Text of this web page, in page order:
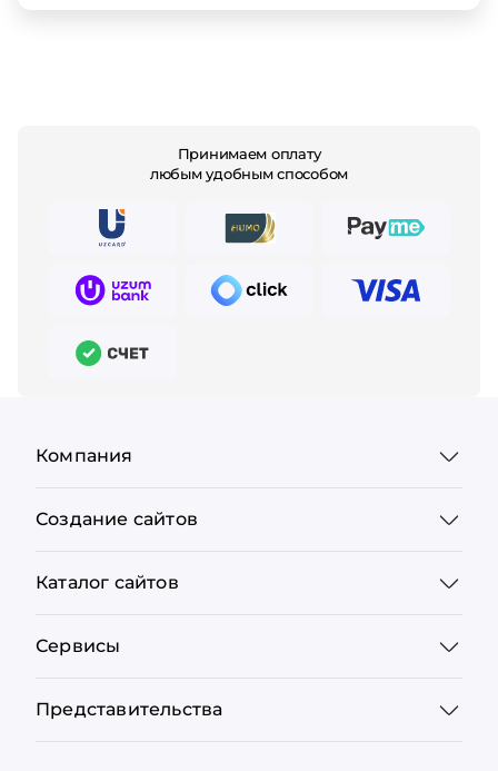
Принимаем оплату
любым удобным способом
Компания
Создание сайтов
Каталог сайтов
Сервисы
Представительства